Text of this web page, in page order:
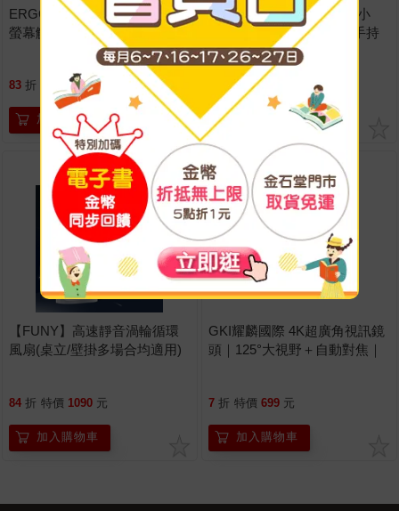
ERGOLINK人因 DR20 彩色大
螢幕觸控可擴充 DSP數位降噪
83 折 1890 元
加入購物車
【Crayon Shin-chan 蠟筆小
新】官方授權 TF05 高速手持
風扇
特價 690 元
加入購物車
TOP 5
【FUNY】高速靜音渦輪循環
風扇(桌立/壁掛多場合均適用)
84 折 特價 1090 元
加入購物車
GKI耀麟國際 4K超廣角視訊鏡
頭｜125°大視野＋自動對焦｜
7 折 特價 699 元
加入購物車